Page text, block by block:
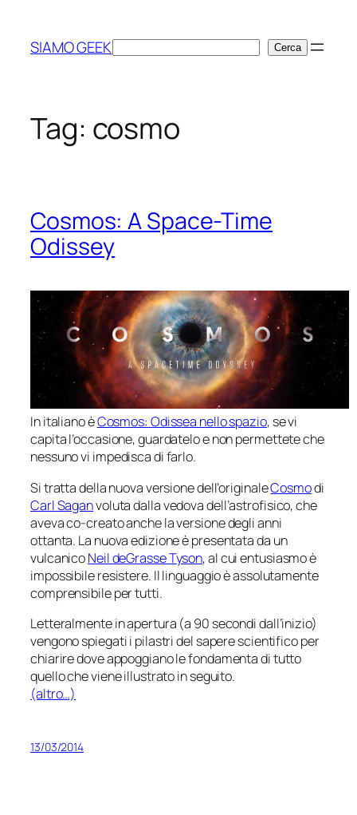
contenuto
SIAMO GEEKCerca Cerca
Tag: cosmo
Cosmos: A Space-Time
Odissey
In italiano èCosmos: Odissea nello spazio, se vi
capita l’occasione, guardatelo e non permettete che
nessuno vi impedisca di farlo.
Si tratta della nuova versione dell’originaleCosmodi
Carl Saganvoluta dalla vedova dell’astrofisico, che
aveva co-creato anche la versione degli anni
ottanta. La nuova edizione è presentata da un
vulcanicoNeil deGrasse Tyson, al cui entusiasmo è
impossibile resistere. Il linguaggio è assolutamente
comprensibile per tutti.
Letteralmente in apertura (a 90 secondi dall’inizio)
vengono spiegati i pilastri del sapere scientifico per
chiarire dove appoggiano le fondamenta di tutto
quello che viene illustrato in seguito.
(altro…)
13/03/2014